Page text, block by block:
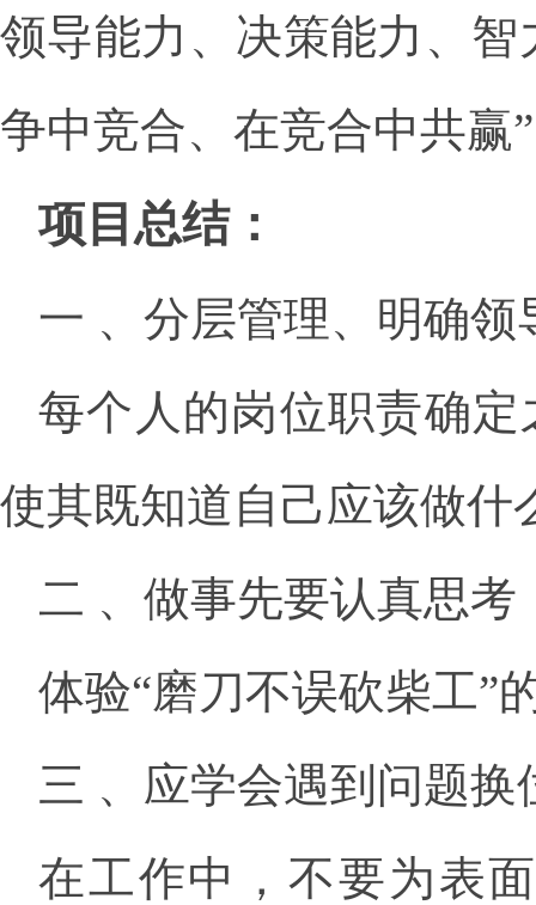
领导能力、决策能力、
争中竞合、在竞合中共赢
项目总结：
一 、分层管理、明确领
每个人的岗位职责确
使其既知道自己应该做什
二 、做事先要认真思
体验“磨刀不误砍柴工”
三 、应学会遇到问题换
在工作中，不要为表